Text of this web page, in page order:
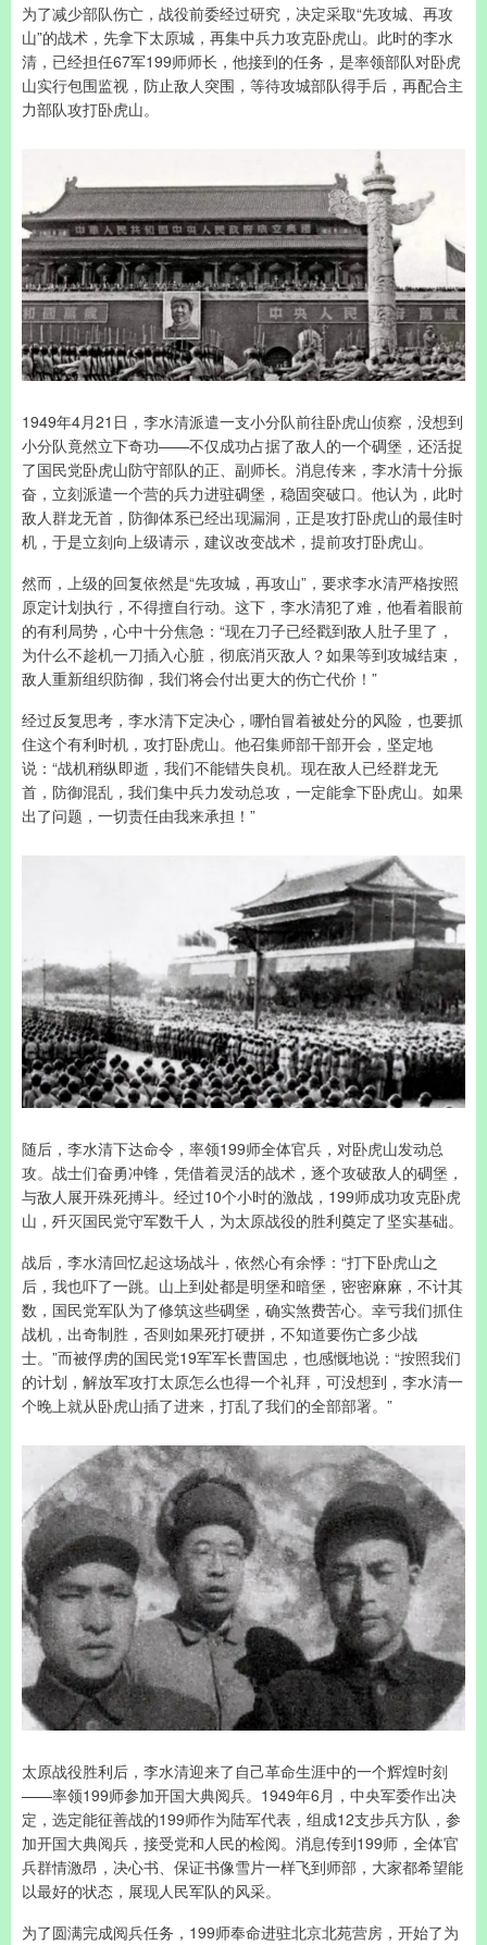
为了减少部队伤亡，战役前委经过研究，决定采取“先攻城、再攻
山”的战术，先拿下太原城，再集中兵力攻克卧虎山。此时的李水
清，已经担任67军199师师长，他接到的任务，是率领部队对卧虎
山实行包围监视，防止敌人突围，等待攻城部队得手后，再配合主
力部队攻打卧虎山。
1949年4月21日，李水清派遣一支小分队前往卧虎山侦察，没想到
小分队竟然立下奇功——不仅成功占据了敌人的一个碉堡，还活捉
了国民党卧虎山防守部队的正、副师长。消息传来，李水清十分振
奋，立刻派遣一个营的兵力进驻碉堡，稳固突破口。他认为，此时
敌人群龙无首，防御体系已经出现漏洞，正是攻打卧虎山的最佳时
机，于是立刻向上级请示，建议改变战术，提前攻打卧虎山。
然而，上级的回复依然是“先攻城，再攻山”，要求李水清严格按照
原定计划执行，不得擅自行动。这下，李水清犯了难，他看着眼前
的有利局势，心中十分焦急：“现在刀子已经戳到敌人肚子里了，
为什么不趁机一刀插入心脏，彻底消灭敌人？如果等到攻城结束，
敌人重新组织防御，我们将会付出更大的伤亡代价！”
经过反复思考，李水清下定决心，哪怕冒着被处分的风险，也要抓
住这个有利时机，攻打卧虎山。他召集师部干部开会，坚定地
说：“战机稍纵即逝，我们不能错失良机。现在敌人已经群龙无
首，防御混乱，我们集中兵力发动总攻，一定能拿下卧虎山。如果
出了问题，一切责任由我来承担！”
随后，李水清下达命令，率领199师全体官兵，对卧虎山发动总
攻。战士们奋勇冲锋，凭借着灵活的战术，逐个攻破敌人的碉堡，
与敌人展开殊死搏斗。经过10个小时的激战，199师成功攻克卧虎
山，歼灭国民党守军数千人，为太原战役的胜利奠定了坚实基础。
战后，李水清回忆起这场战斗，依然心有余悸：“打下卧虎山之
后，我也吓了一跳。山上到处都是明堡和暗堡，密密麻麻，不计其
数，国民党军队为了修筑这些碉堡，确实煞费苦心。幸亏我们抓住
战机，出奇制胜，否则如果死打硬拼，不知道要伤亡多少战
士。”而被俘虏的国民党19军军长曹国忠，也感慨地说：“按照我们
的计划，解放军攻打太原怎么也得一个礼拜，可没想到，李水清一
个晚上就从卧虎山插了进来，打乱了我们的全部部署。”
太原战役胜利后，李水清迎来了自己革命生涯中的一个辉煌时刻
——率领199师参加开国大典阅兵。1949年6月，中央军委作出决
定，选定能征善战的199师作为陆军代表，组成12支步兵方队，参
加开国大典阅兵，接受党和人民的检阅。消息传到199师，全体官
兵群情激昂，决心书、保证书像雪片一样飞到师部，大家都希望能
以最好的状态，展现人民军队的风采。
为了圆满完成阅兵任务，199师奉命进驻北京北苑营房，开始了为